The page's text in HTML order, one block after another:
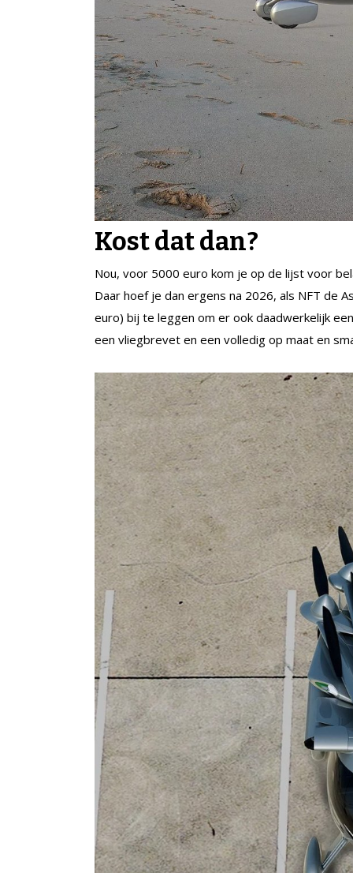
Kost dat dan?
Nou, voor 5000 euro kom je op de lijst voor
Daar hoef je dan ergens na 2026, als NFT de
euro) bij te leggen om er ook daadwerkelijk
een vliegbrevet en een volledig op maat en